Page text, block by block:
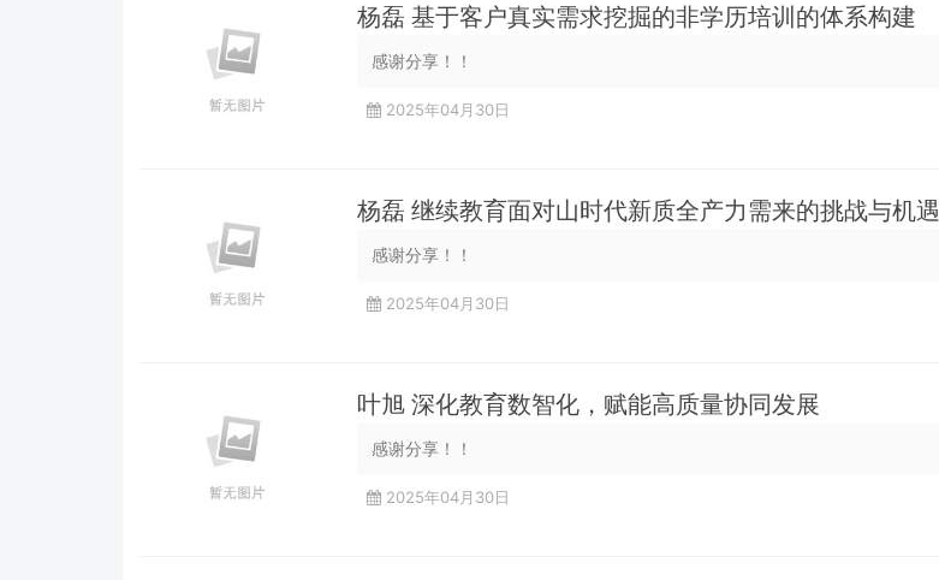
杨磊 基于客户真实需求挖掘的非学历培训的体系构建
感谢分享！！
2025年04月30日
杨磊 继续教育面对山时代新质全产力需来的挑战与机遇
感谢分享！！
2025年04月30日
叶旭 深化教育数智化，赋能高质量协同发展
感谢分享！！
2025年04月30日